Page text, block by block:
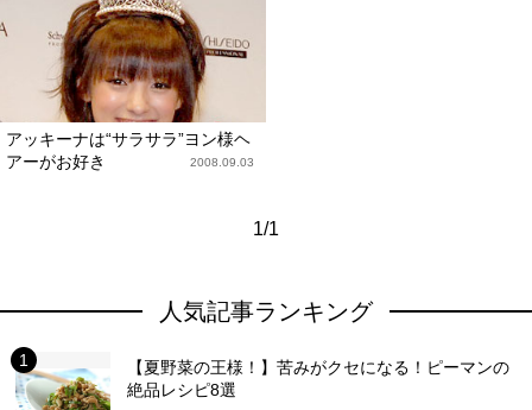
アッキーナは“サラサラ”ヨン様ヘ
アーがお好き
2008.09.03
1/1
人気記事ランキング
【夏野菜の王様！】苦みがクセになる！ピーマンの
絶品レシピ8選